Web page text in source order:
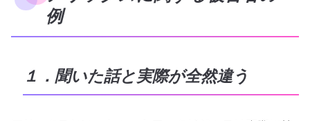
例
１．聞いた話と実際が全然違う